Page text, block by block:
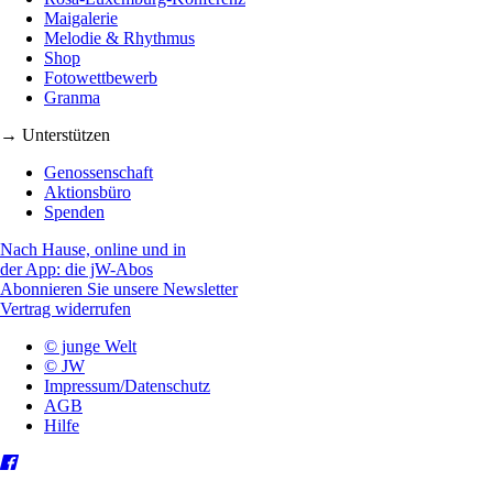
Maigalerie
Melodie & Rhythmus
Shop
Fotowettbewerb
Granma
→ Unterstützen
Genossenschaft
Aktionsbüro
Spenden
Nach Hause, online und in
der App: die jW-Abos
Abonnieren Sie unsere Newsletter
Vertrag widerrufen
© junge Welt
© JW
Impressum/Datenschutz
AGB
Hilfe